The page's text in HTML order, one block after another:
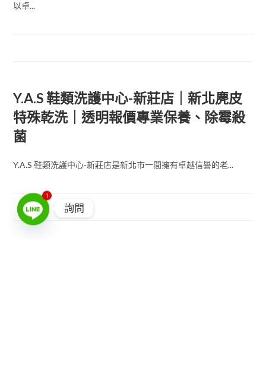
以卓...
Y.A.S 鞋類洗護中心-新莊店｜新北麂皮
特殊乾洗｜透明報價專業保養、除霉殺
菌
Y.A.S 鞋類洗護中心-新莊店是新北市一間擁有卓越信譽的老...
詢問